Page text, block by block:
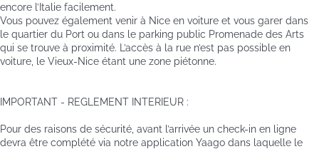
encore l’Italie facilement.
Vous pouvez également venir à Nice en voiture et vous garer dans
le quartier du Port ou dans le parking public Promenade des Arts
qui se trouve à proximité. L’accès à la rue n’est pas possible en
voiture, le Vieux-Nice étant une zone piétonne.
IMPORTANT - REGLEMENT INTERIEUR :
Pour des raisons de sécurité, avant l’arrivée un check-in en ligne
devra être complété via notre application Yaago dans laquelle le